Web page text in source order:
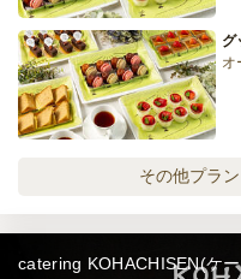
グ
オ
その他プラ
catering KOHACHISEN(ケ